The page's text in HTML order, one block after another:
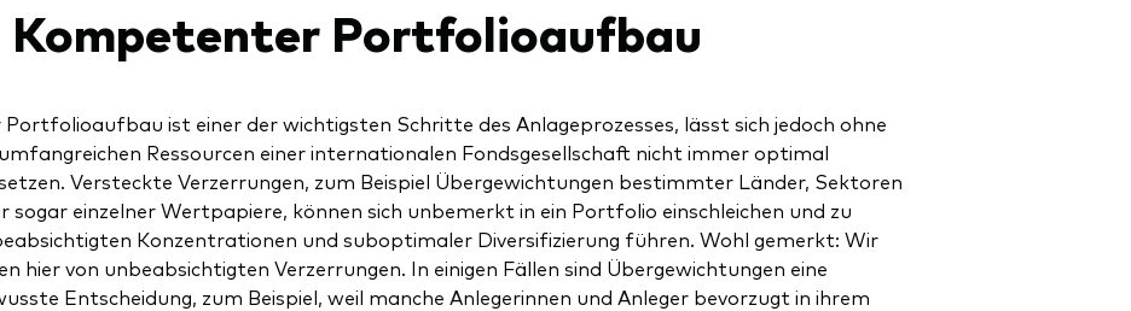
Kompetenter Portfolioaufbau
Portfolioaufbau ist einer der wichtigsten Schritte des Anlageprozesses, lässt sich jedoch ohne
Ressourcen einer internationalen Fondsgesellschaft nicht immer optimal
Versteckte Verzerrungen, zum Beispiel Übergewichtungen bestimmter Länder, Sektoren
sogar einzelner Wertpapiere, können sich unbemerkt in ein Portfolio einschleichen und zu
Konzentrationen und suboptimaler Diversifizierung führen. Wohl gemerkt: Wir
hier von unbeabsichtigten Verzerrungen. In einigen Fällen sind Übergewichtungen eine
Entscheidung, zum Beispiel, weil manche Anlegerinnen und Anleger bevorzugt in ihrem